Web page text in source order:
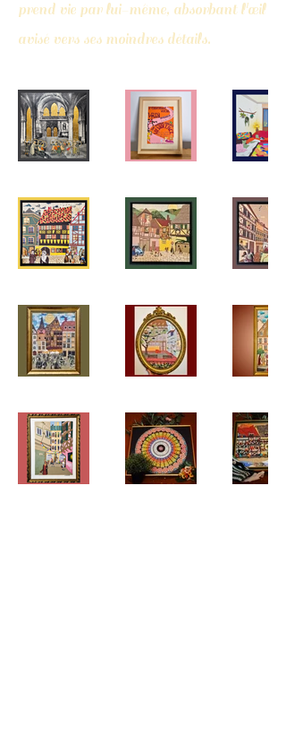
prend vie par lui-même, absorbant l'œil
avisé vers ses moindres détails.